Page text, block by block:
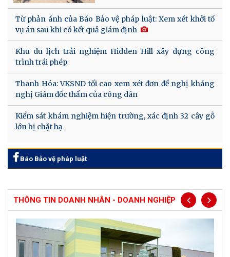
Từ phản ánh của Báo Bảo vệ pháp luật: Xem xét khởi tố
vụ án sau khi có kết quả giám định
Khu du lịch trải nghiệm Hidden Hill xây dựng công
trình trái phép
Thanh Hóa: VKSND tối cao xem xét đơn đề nghị kháng
nghị Giám đốc thẩm của công dân
Kiểm sát khám nghiệm hiện trường, xác định 32 cây gỗ
lớn bị chặt hạ
Báo Bảo vệ pháp luật
THÔNG TIN DOANH NHÂN - DOANH NGHIỆP